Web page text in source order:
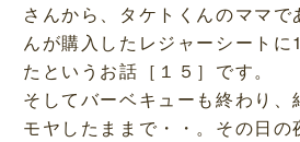
さんから、タケトくんのママで
んが購入したレジャーシート
たというお話［１５］です。
そしてバーベキューも終わり、
モヤしたままで・・。その日の